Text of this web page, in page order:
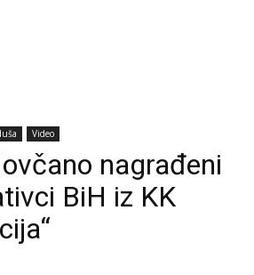
Video
nagrađeni
BiH iz KK